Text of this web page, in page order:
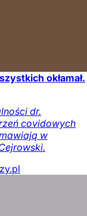
okłamał.
dr.
covidowych
w